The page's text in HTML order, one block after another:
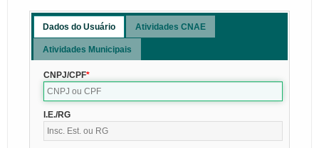
Dados do Usuário Atividades CNAE
Atividades Municipais
CNPJ/CPF
I.E./RG